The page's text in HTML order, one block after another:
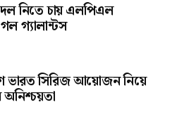
নিতে চায় এলপিএল
গ্যালান্টস
ভারত সিরিজ আয়োজন নিয়ে